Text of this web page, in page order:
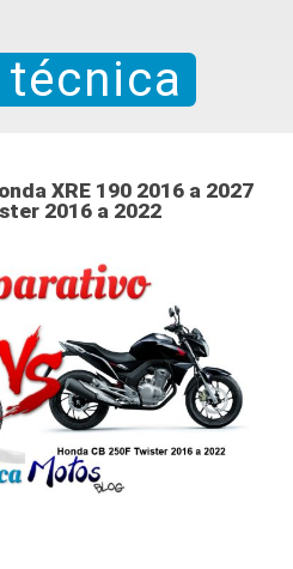
XRE 190 2016 a 2027
2016 a 2022